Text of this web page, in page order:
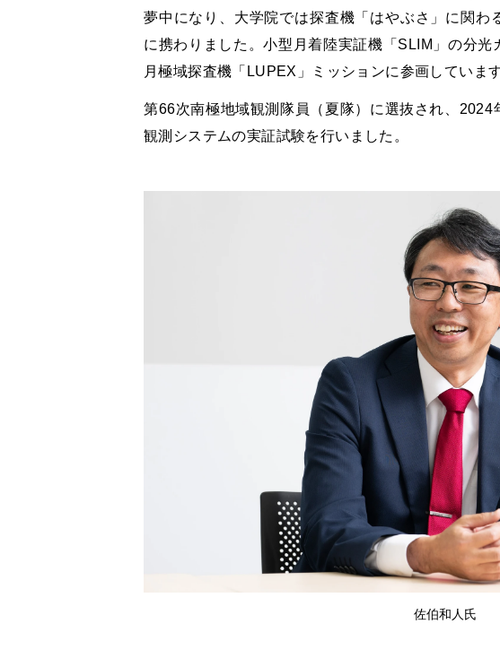
夢中になり、大学院では探査機「はやぶさ」に関わ
に携わりました。小型月着陸実証機「SLIM」の分
月極域探査機「LUPEX」ミッションに参画しています
第66次南極地域観測隊員（夏隊）に選抜され、
観測システムの実証試験を行いました。
佐伯和人氏